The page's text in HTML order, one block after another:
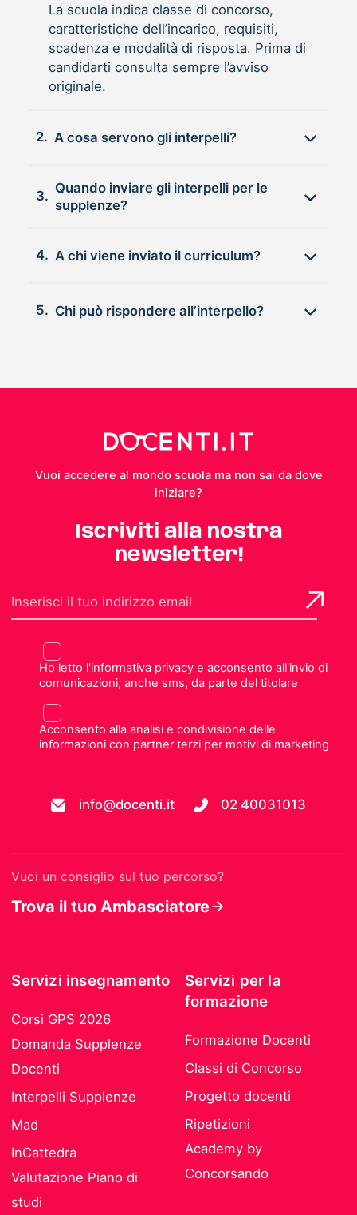
La scuola indica classe di concorso,
caratteristiche dell’incarico, requisiti,
scadenza e modalità di risposta. Prima di
candidarti consulta sempre l’avviso
originale.
2. A cosa servono gli interpelli?
3.
Quando inviare gli interpelli per le
supplenze?
4. A chi viene inviato il curriculum?
5. Chi può rispondere all’interpello?
Vuoi accedere al mondo scuola ma non sai da dove
iniziare?
Iscriviti alla nostra
newsletter!
Ho letto l'informativa privacye acconsento all'invio di
comunicazioni, anche sms, da parte del titolare
Acconsento alla analisi e condivisione delle
informazioni con partner terzi per motivi di marketing
info@docenti.it 02 40031013
Vuoi un consiglio sul tuo percorso?
Trova il tuo Ambasciatore
Servizi insegnamento
Corsi GPS 2026
Domanda Supplenze
Docenti
Interpelli Supplenze
Mad
InCattedra
Valutazione Piano di
studi
Servizi per la
formazione
Formazione Docenti
Classi di Concorso
Progetto docenti
Ripetizioni
Academy by
Concorsando